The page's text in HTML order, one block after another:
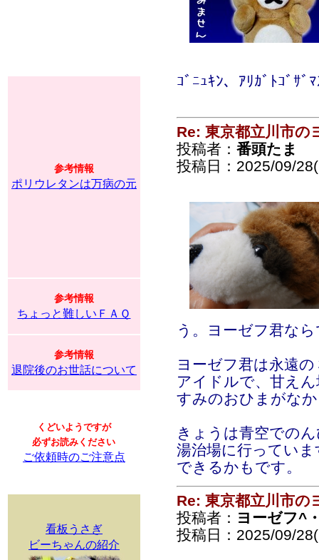
参考情報
ポリウレタンは万病の元
参考情報
ちょっと難しいＦＡＱ
参考情報
退院後のお世話について
くどいようですが
必ずお読みください
ご依頼時のご注意点
看板うさぎ
ビーちゃんの紹介
ｺﾞﾆｭｷﾝ、ｱﾘｶﾞﾄｺﾞｻﾞ
Re: 東京都立川市の
投稿者： 番頭たま
投稿日：2025/09/
う。ヨーゼフ君な
ヨーゼフ君は永遠
アイドルで、甘え
すみのおひまがな
きょうは青空での
湯治場に行ってい
できるかもです。
Re: 東京都立川市の
投稿者： ヨーゼフ^
投稿日：2025/09/